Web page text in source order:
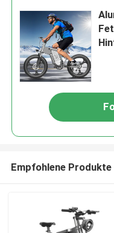
Empfohlene Produkte